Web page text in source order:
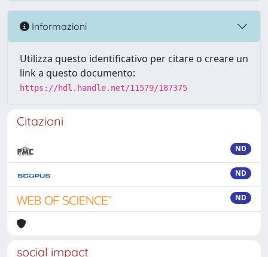
Informazioni
Utilizza questo identificativo per citare o creare un
link a questo documento:
https://hdl.handle.net/11579/187375
Citazioni
ND
ND
ND
social impact